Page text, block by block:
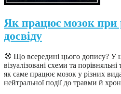
Як працює мозок при
досвіду
🧭 Що всередині цього допису? У
візуалізовані схеми та
як саме працює мозок у різних
нейтральної події до травми й